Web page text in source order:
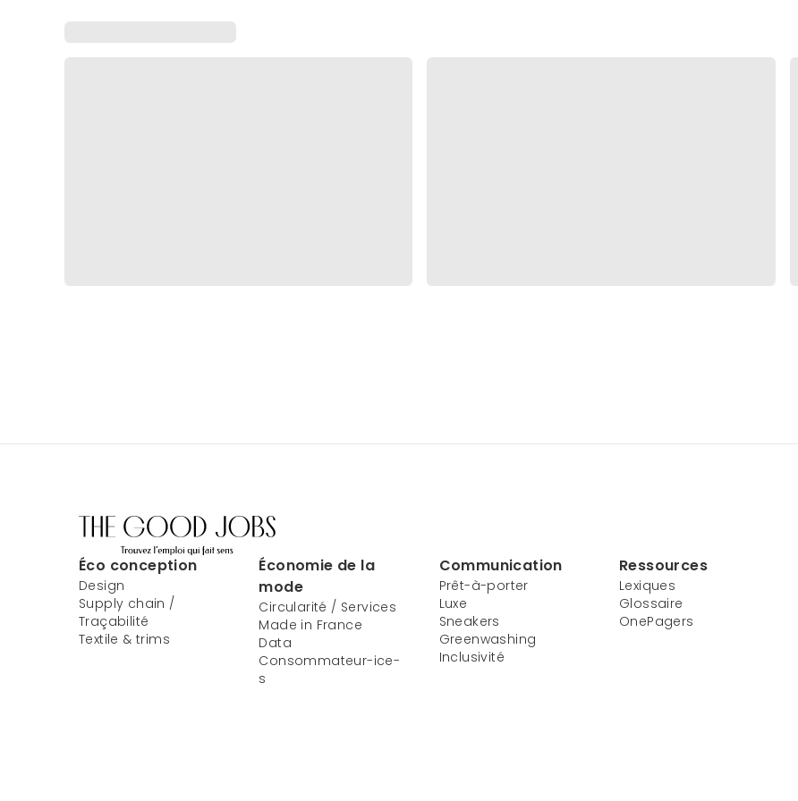
Éco conception
Design
Supply chain /
Traçabilité
Textile & trims
Économie de la
mode
Circularité / Services
Made in France
Data
Consommateur-ice-
s
Communication
Prêt-à-porter
Luxe
Sneakers
Greenwashing
Inclusivité
Ressources
Lexiques
Glossaire
OnePagers